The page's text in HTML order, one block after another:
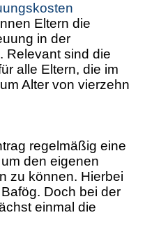
Eltern die
in der
Relevant sind die
alle Eltern, die im
Alter von vierzehn
regelmäßig eine
den eigenen
zu können. Hierbei
Doch bei der
einmal die